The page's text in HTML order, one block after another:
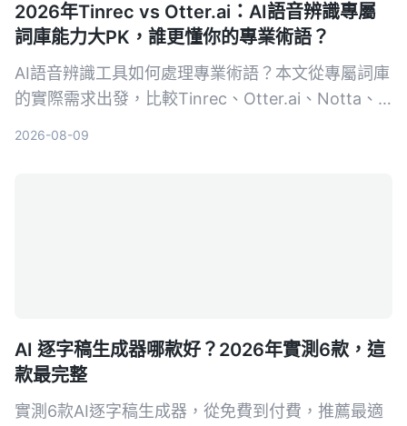
2026年Tinrec vs Otter.ai：AI語音辨識專屬
詞庫能力大PK，誰更懂你的專業術語？
AI語音辨識工具如何處理專業術語？本文從專屬詞庫
的實際需求出發，比較Tinrec、Otter.ai、Notta、
2026-08-09
AI 逐字稿生成器哪款好？2026年實測6款，這
款最完整
實測6款AI逐字稿生成器，從免費到付費，推薦最適